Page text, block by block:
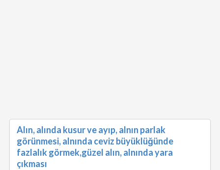
Alın, alında kusur ve ayıp, alnın parlak
görünmesi, alnında ceviz büyüklüğünde
fazlalık görmek,güzel alın, alnında yara
çıkması